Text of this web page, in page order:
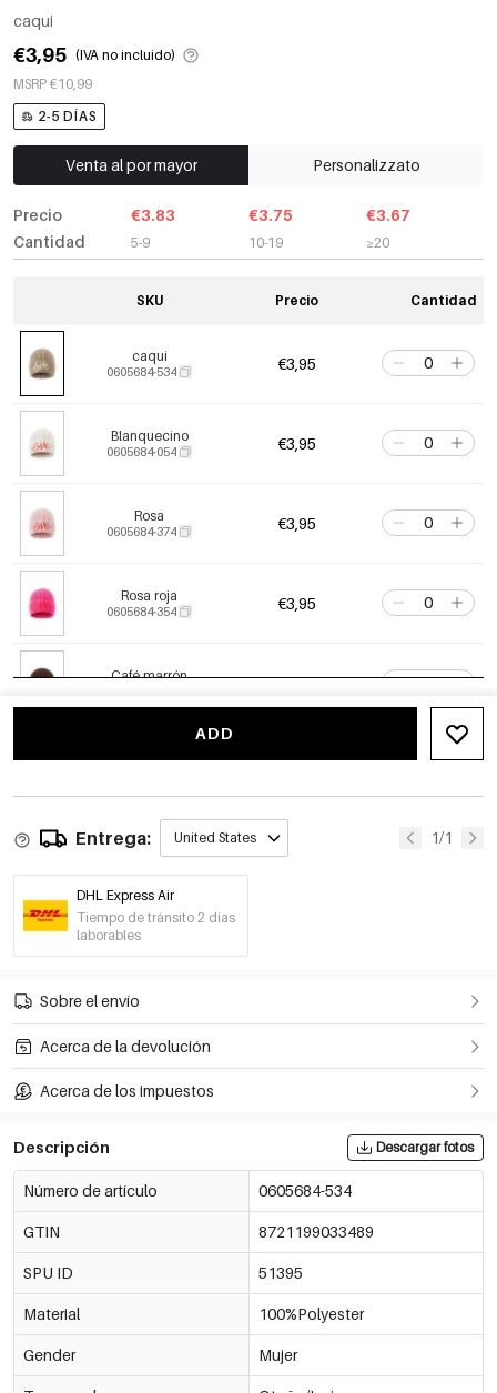
caqui
€3,95 (IVA no incluido)
MSRP €10,99
2-5 DÍAS
Venta al por mayor Personalizzato
Precio
Cantidad
€3.83
5-9
€3.75
10-19
€3.67
≥20
SKU Precio Cantidad
caqui
0605684-534 €3,95
Blanquecino
0605684-054 €3,95
Rosa
0605684-374 €3,95
Rosa roja
0605684-354 €3,95
Café marrón €3,95
€3,95
ADD
Entrega: United States 1/1
DHL Express Air
Tiempo de tránsito 2 días
laborables
Sobre el envío
Acerca de la devolución
Acerca de los impuestos
Descripción Descargar fotos
Número de artículo 0605684-534
GTIN 8721199033489
SPU ID 51395
Material 100%Polyester
Gender Mujer